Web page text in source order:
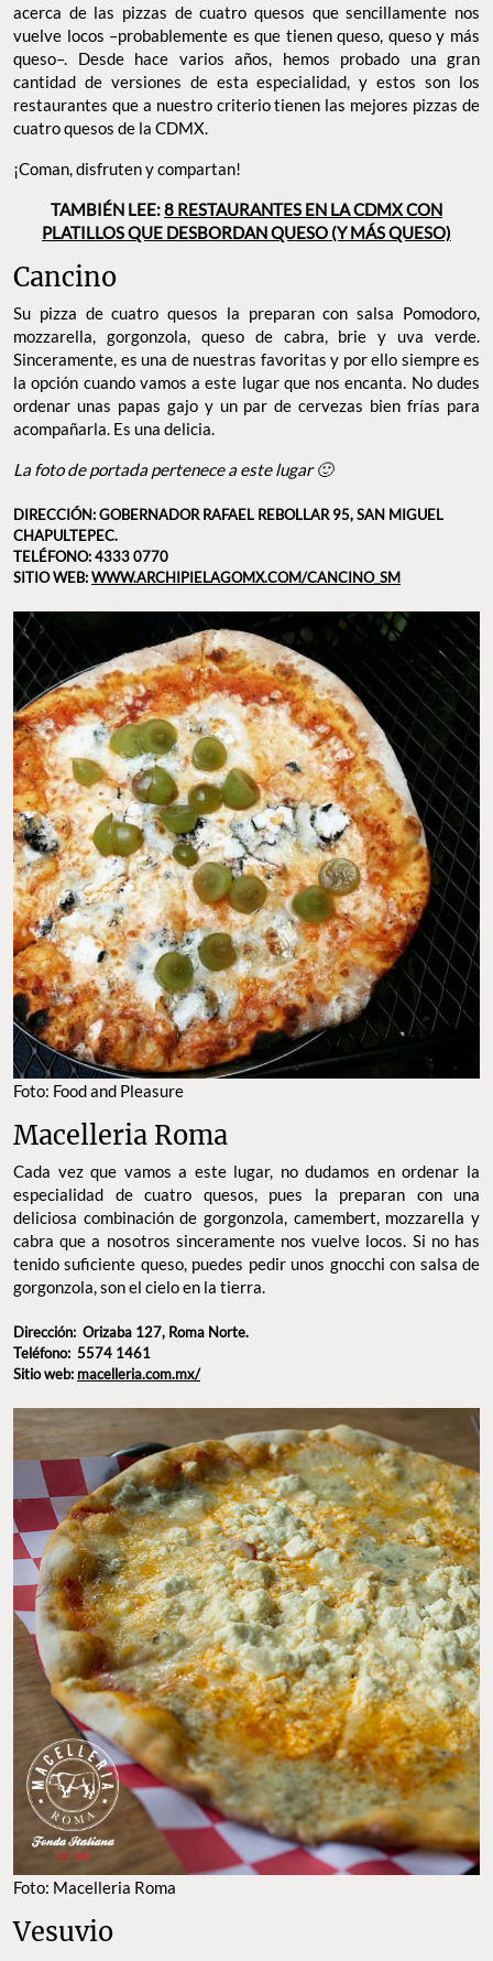
acerca de las pizzas de cuatro quesos que sencillamente nos
vuelve locos –probablemente es que tienen queso, queso y más
queso–. Desde hace varios años, hemos probado una gran
cantidad de versiones de esta especialidad, y estos son los
restaurantes que a nuestro criterio tienen las mejores pizzas de
cuatro quesos de la CDMX.
¡Coman, disfruten y compartan!
TAMBIÉN LEE:8 RESTAURANTES EN LA CDMX CON
PLATILLOS QUE DESBORDAN QUESO (Y MÁS QUESO)
Cancino
Su pizza de cuatro quesos la preparan con salsa Pomodoro,
mozzarella, gorgonzola, queso de cabra, brie y uva verde.
Sinceramente, es una de nuestras favoritas y por ello siempre es
la opción cuando vamos a este lugar que nos encanta. No dudes
ordenar unas papas gajo y un par de cervezas bien frías para
acompañarla. Es una delicia.
La foto de portada pertenece a este lugar 🙂
DIRECCIÓN: GOBERNADOR RAFAEL REBOLLAR 95, SAN MIGUEL
CHAPULTEPEC.
TELÉFONO: 4333 0770
SITIO WEB:WWW.ARCHIPIELAGOMX.COM/CANCINO_SM
Foto: Food and Pleasure
Macelleria Roma
Cada vez que vamos a este lugar, no dudamos en ordenar la
especialidad de cuatro quesos, pues la preparan con una
deliciosa combinación de gorgonzola, camembert, mozzarella y
cabra que a nosotros sinceramente nos vuelve locos. Si no has
tenido suficiente queso, puedes pedir unos gnocchi con salsa de
gorgonzola, son el cielo en la tierra.
Dirección: Orizaba 127, Roma Norte.
Teléfono: 5574 1461
Sitio web: macelleria.com.mx/
Foto: Macelleria Roma
Vesuvio